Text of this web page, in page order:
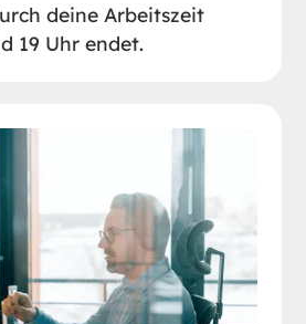
deine Arbeitszeit
19 Uhr endet.